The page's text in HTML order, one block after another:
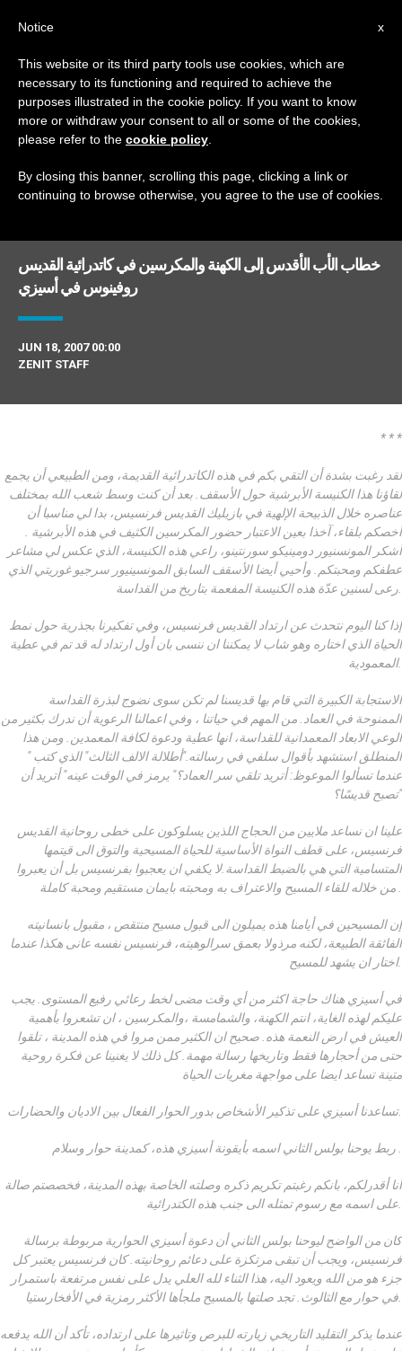
DAY
June 18th, 2007
DERNIÈRES NOUVELLES
خطاب الأب الأقدس إلى الكهنة والمكرسين في كاتدرائية القديس
روفينوس في أسيزي
JUN 18, 2007 00:00
ZENIT STAFF
* * *
لقد رغبت بشدة أن التقي بكم في هذه الكاتدرائية القديمة، ومن الطبيعي أن يجمع
لقاؤنا هذا الكنيسة الأبرشية حول الأسقف. بعد أن كنت وسط شعب الله بمختلف
عناصره خلال الذبيحة الإلهية في بازيليك القديس فرنسيس، بدا لي مناسبا أن
أخصكم بلقاء، آخذا بعين الاعتبار حضور المكرسين الكثيف في هذه الأبرشية .
أشكر المونسنيور دومينيكو سورنتينو، راعي هذه الكنيسة، الذي عكس لي مشاعر
عطفكم ومحبتكم. وأحيي أيضا الأسقف السابق المونسينيور سرجيو غوريتي الذي
إذا كنا اليوم نتحدث عن ارتداد القديس فرنسيس، وفي تفكيرنا بجذرية حول نمط
الحياة الذي اختاره وهو شاب لا يمكننا ان ننسى بان أول ارتداد له قد تم في عطية
المعمودية.
الاستجابة الكبيرة التي قام بها قديسنا لم تكن سوى نضوج لبذرة القداسة
الممنوحة في العماد. من المهم في حياتنا ، وفي اعمالنا الرعوية أن ندرك بكثير من
الوعي الابعاد المعمدانية للقداسة، انها عطية ودعوة لكافة المعمدين. ومن هذا
المنطلق استشهد بأقوال سلفي في رسالته."أطلالة الالف الثالث" الذي كتب "
عندما تسألوا الموعوظ: أتريد تلقي سر العماد؟" يرمز في الوقت عينه" أتريد أن
تصبح قديسًا؟"
علينا ان نساعد ملايين من الحجاج اللذين يسلوكون على خطى روحانية القديس
فرنسيس، على قطف النواة الأساسية للحياة المسيحية والتوق الى قيتمها
المتسامية التي هي بالضبط القداسة.لا يكفي ان يعجبوا بفرنسيس بل أن يعبروا
إن المسيحين في أيامنا هذه يميلون الى قبول مسيح منتقص ، مقبول بانسانيته
الفائقة الطبيعة، لكنه مرذولا بعمق سرالوهيته، فرنسيس نفسه عانى هكذا عندما
اختار ان يشهد للمسيح.
في أسيزي هناك حاجة اكثر من أي وقت مضى لخط رعائي رفيع المستوى. يجب
عليكم لهذه الغاية، انتم الكهنة، والشمامسة ،والمكرسين ، ان تشعروا بأهمية
العيش في ارض النعمة هذه. صحيح ان الكثير ممن مروا في هذه المدينة ، تلقوا
حتى من أحجارها فقط وتاريخها رسالة مهمة. كل ذلك لا يغنينا عن فكرة روحية
متينة تساعد ايضا على مواجهة مغريات الحياة
تساعدنا أسيزي على تذكير الأشخاص بدور الحوار الفعال بين الاديان والحضارات.
أنا أقدرلكم، بانكم رغبتم تكريم ذكره وصلته الخاصة بهذه المدينة، فخصصتم صالة
كان من الواضح ليوحنا بولس الثاني أن دعوة أسيزي الحوارية مربوطة برسالة
فرنسيس، ويجب أن تبقى مرتكزة على دعائم روحانيته. كان فرنسيس يعتبر كل
جزء هو من الله ويعود اليه، هذا الثناء لله العلي يدل على نفس مرتفعة باستمرار
عندما يذكر التقليد التاريخي زيارته للبرص وتاثيرها على ارتداده، تأكد أن الله يدفعه
x
Notice
This website or its third party tools use cookies, which are
necessary to its functioning and required to achieve the
purposes illustrated in the cookie policy. If you want to know
more or withdraw your consent to all or some of the cookies,
please refer to the cookie policy
By closing this banner, scrolling this page, clicking a link or
continuing to browse otherwise, you agree to the use of cookies.